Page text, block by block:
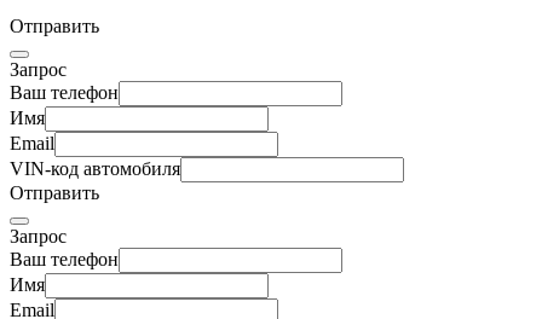
Отправить
Запрос
Ваш телефон
Имя
Email
VIN-код автомобиля
Отправить
Запрос
Ваш телефон
Имя
Email